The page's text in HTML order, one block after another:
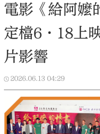
電影《給阿嬤
定檔6·18上
片影響
2026.06.13 04:29